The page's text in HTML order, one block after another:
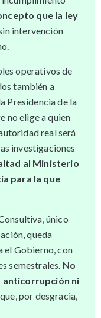
que la ley
intervención
operativos de
también a
Presidencia de la
no elige a quien
real será
investigaciones
al Ministerio
para la que
único
queda
el Gobierno, con
semestrales. No
anticorrupción ni
que, por desgracia,